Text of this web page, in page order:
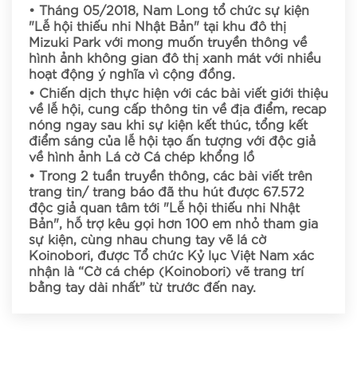
• Tháng 05/2018, Nam Long tổ chức sự kiện
"Lễ hội thiếu nhi Nhật Bản" tại khu đô thị
Mizuki Park với mong muốn truyền thông về
hình ảnh không gian đô thị xanh mát với nhiều
hoạt động ý nghĩa vì cộng đồng.
• Chiến dịch thực hiện với các bài viết giới thiệu
về lễ hội, cung cấp thông tin về địa điểm, recap
nóng ngay sau khi sự kiện kết thúc, tổng kết
điểm sáng của lễ hội tạo ấn tượng với độc giả
về hình ảnh Lá cờ Cá chép khổng lồ
• Trong 2 tuần truyền thông, các bài viết trên
trang tin/ trang báo đã thu hút được 67.572
độc giả quan tâm tới "Lễ hội thiếu nhi Nhật
Bản", hỗ trợ kêu gọi hơn 100 em nhỏ tham gia
sự kiện, cùng nhau chung tay vẽ lá cờ
Koinobori, được Tổ chức Kỷ lục Việt Nam xác
nhận là “Cờ cá chép (Koinobori) vẽ trang trí
bằng tay dài nhất” từ trước đến nay.